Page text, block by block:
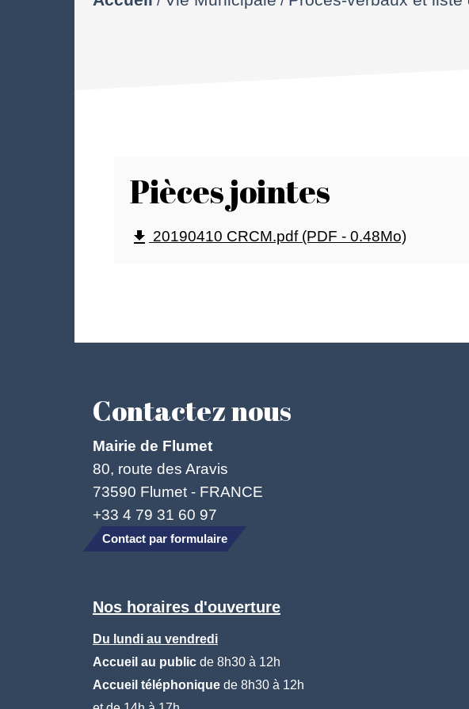
Pièces jointes
file_download 20190410 CRCM.pdf (PDF - 0.48Mo)
Contactez nous
Mairie de Flumet
80, route des Aravis
73590 Flumet - FRANCE
+33 4 79 31 60 97
Contact par formulaire
Nos horaires d'ouverture
Du lundi au vendredi
Accueil au public de 8h30 à 12h
Accueil téléphonique de 8h30 à 12h